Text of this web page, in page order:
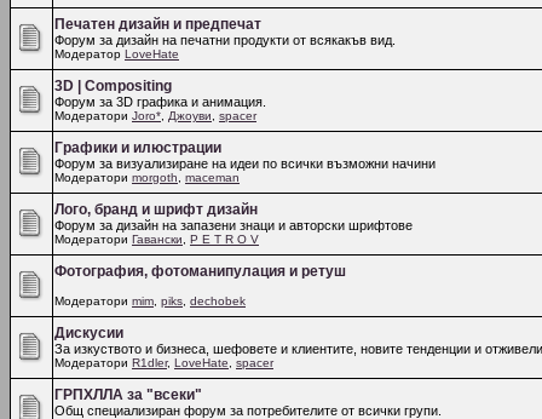
Печатен дизайн и предпечат
Форум за дизайн на печатни продукти от всякакъв вид.
Модератор LoveHate
3D | Compositing
Форум за 3D графика и анимация.
Модератори Joro* Джоуви spacer
Графики и илюстрации
Форум за визуализиране на идеи по всички възможни начини
Модератори morgoth maceman
Лого, бранд и шрифт дизайн
Форум за дизайн на запазени знаци и авторски шрифтове
Модератори Гавански P E T R O V
Фотография, фотоманипулация и ретуш
Модератори mim piks dechobek
Дискусии
За изкуството и бизнеса, шефовете и клиентите, новите тенденции и
Модератори R1dler, LoveHate spacer
ГРПХЛЛА за "всеки"
Общ специализиран форум за потребителите от всички групи.